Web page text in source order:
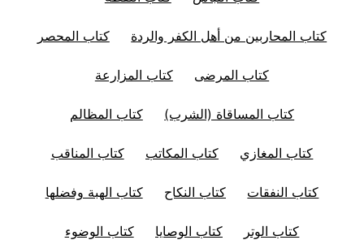
كتاب المحاربين من أهل الكفر والردة كتاب المحصر
كتاب المرضى كتاب المزارعة
كتاب المساقاة (الشرب) كتاب المظالم
كتاب المغازي كتاب المكاتب كتاب المناقب
كتاب النفقات كتاب النكاح كتاب الهبة وفضلها
كتاب الوتر كتاب الوصايا كتاب الوضوء